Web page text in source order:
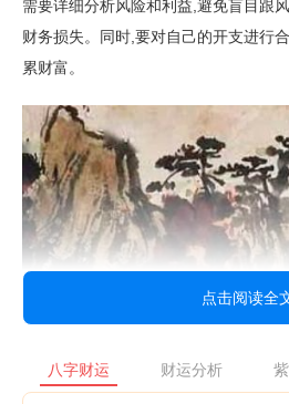
需要详细分析风险和利益,避免盲目跟
财务损失。同时,要对自己的开支进行
累财富。
点击阅读全
八字财运 财运分析